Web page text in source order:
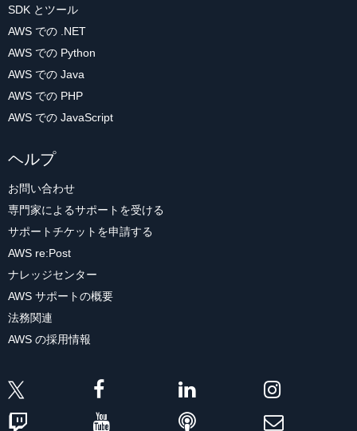
SDK とツール
AWS での .NET
AWS での Python
AWS での Java
AWS での PHP
AWS での JavaScript
ヘルプ
お問い合わせ
専門家によるサポートを受ける
サポートチケットを申請する
AWS re:Post
ナレッジセンター
AWS サポートの概要
法務関連
AWS の採用情報